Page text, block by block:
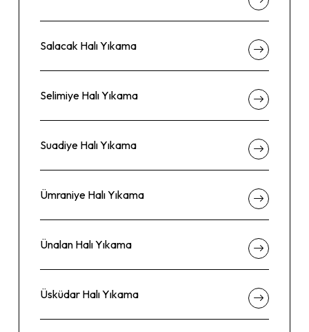
Salacak Halı Yıkama
Selimiye Halı Yıkama
Suadiye Halı Yıkama
Ümraniye Halı Yıkama
Ünalan Halı Yıkama
Üsküdar Halı Yıkama